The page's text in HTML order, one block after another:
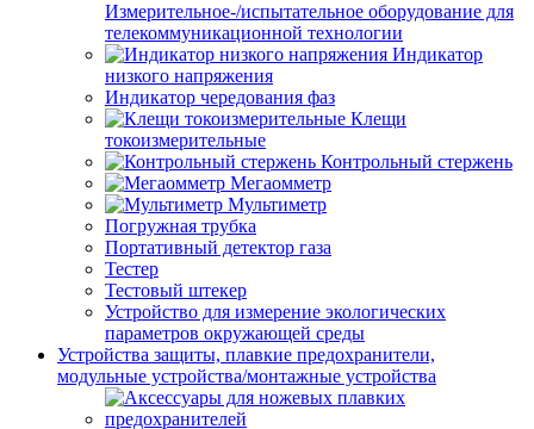
Измерительное-/испытательное оборудование для
телекоммуникационной технологии
Индикатор
низкого напряжения
Индикатор чередования фаз
Клещи
токоизмерительные
Контрольный стержень
Мегаомметр
Мультиметр
Погружная трубка
Портативный детектор газа
Тестер
Тестовый штекер
Устройство для измерение экологических
параметров окружающей среды
Устройства защиты, плавкие предохранители,
модульные устройства/монтажные устройства